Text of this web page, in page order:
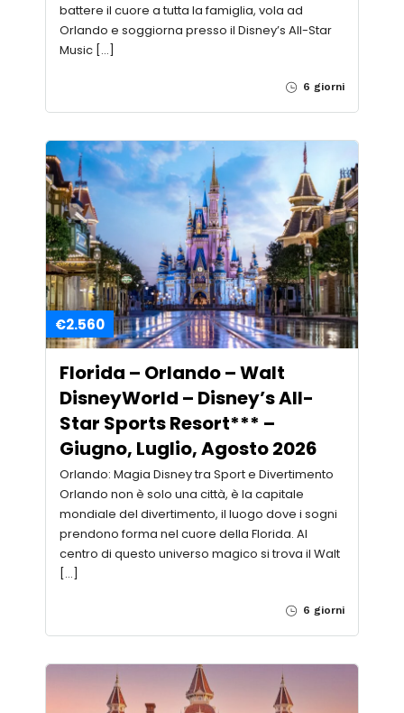
battere il cuore a tutta la famiglia, vola ad
Orlando e soggiorna presso il Disney’s All-Star
Music […]
6 giorni
€2.560
Florida – Orlando – Walt
DisneyWorld – Disney’s All-
Star Sports Resort*** –
Giugno, Luglio, Agosto 2026
Orlando: Magia Disney tra Sport e Divertimento
Orlando non è solo una città, è la capitale
mondiale del divertimento, il luogo dove i sogni
prendono forma nel cuore della Florida. Al
centro di questo universo magico si trova il Walt
[…]
6 giorni